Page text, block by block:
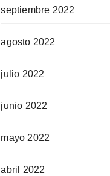
septiembre 2022
agosto 2022
julio 2022
junio 2022
mayo 2022
abril 2022